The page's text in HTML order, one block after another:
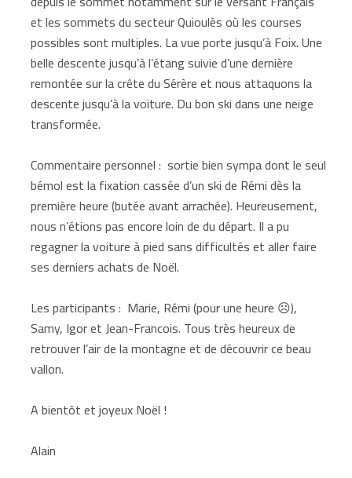
et les sommets du secteur Quioulès où les courses
possibles sont multiples. La vue porte jusqu’à Foix. Une
belle descente jusqu’à l’étang suivie d’une dernière
remontée sur la crête du Sérère et nous attaquons la
descente jusqu’à la voiture. Du bon ski dans une neige
transformée.
Commentaire personnel : sortie bien sympa dont le seul
bémol est la fixation cassée d’un ski de Rémi dès la
première heure (butée avant arrachée). Heureusement,
nous n’étions pas encore loin de du départ. Il a pu
regagner la voiture à pied sans difficultés et aller faire
ses derniers achats de Noël.
Les participants : Marie, Rémi (pour une heure ☹),
Samy, Igor et Jean-Francois. Tous très heureux de
retrouver l’air de la montagne et de découvrir ce beau
vallon.
A bientôt et joyeux Noël !
Alain